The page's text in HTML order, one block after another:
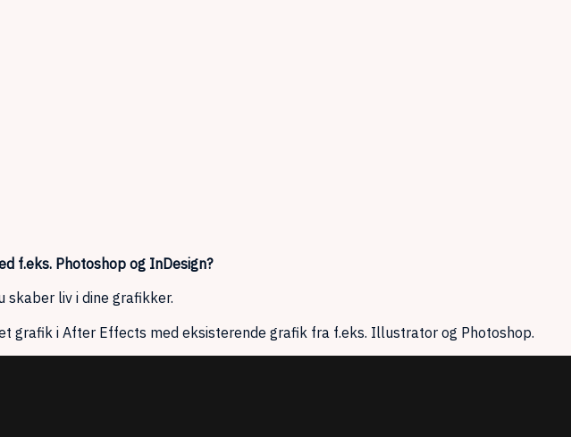
f.eks. Photoshop og InDesign?
liv i dine grafikker.
grafik i After Effects med eksisterende grafik fra f.eks. Illustrator og Photoshop.